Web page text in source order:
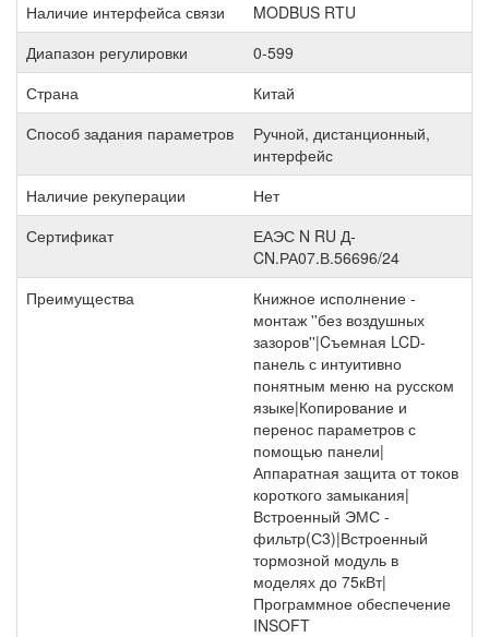
Наличие интерфейса связи
MODBUS RTU
Диапазон регулировки
0-599
Страна
Китай
Способ задания параметров
Ручной, дистанционный,
интерфейс
Наличие рекуперации
Нет
Сертификат
ЕАЭС N RU Д-
CN.РА07.В.56696/24
Преимущества
Книжное исполнение -
монтаж ''без воздушных
зазоров''|Cъемная LCD-
панель с интуитивно
понятным меню на русском
языке|Копирование и
перенос параметров с
помощью панели|
Аппаратная защита от токов
короткого замыкания|
Встроенный ЭМС -
фильтр(С3)|Встроенный
тормозной модуль в
моделях до 75кВт|
Программное обеспечение
INSOFT